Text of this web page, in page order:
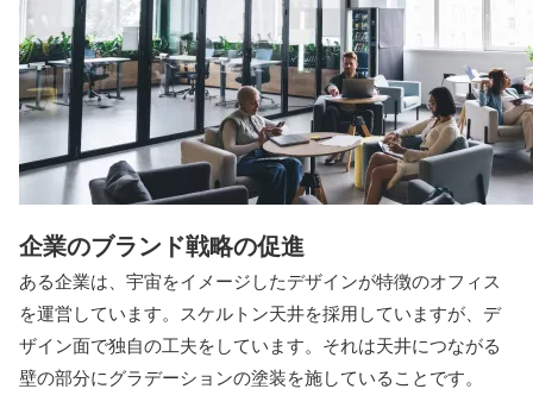
企業のブランド戦略の促進
ある企業は、宇宙をイメージしたデザインが特徴のオフィス
を運営しています。スケルトン天井を採用していますが、デ
ザイン面で独自の工夫をしています。それは天井につながる
壁の部分にグラデーションの塗装を施していることです。